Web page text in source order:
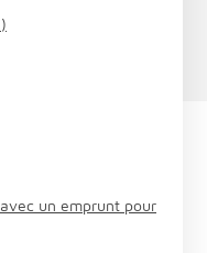
un emprunt pour